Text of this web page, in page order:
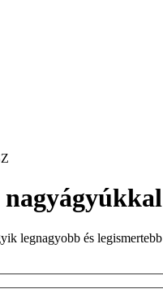
nagyágyúkkal
legnagyobb és